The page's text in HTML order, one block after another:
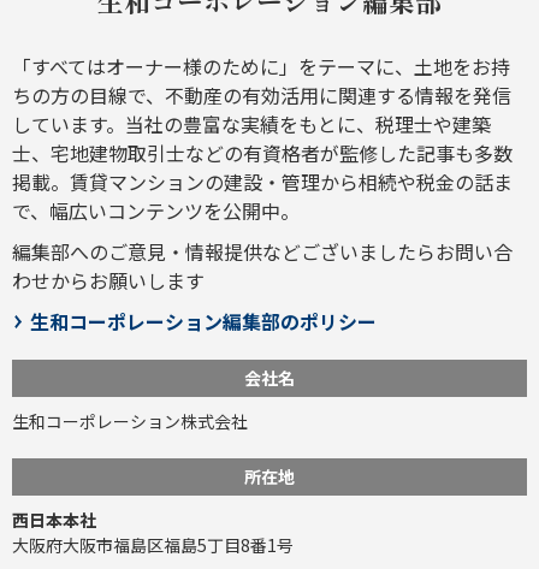
「すべてはオーナー様のために」をテーマに、土地をお持
ちの方の目線で、不動産の有効活用に関連する情報を発信
しています。当社の豊富な実績をもとに、税理士や建築
士、宅地建物取引士などの有資格者が監修した記事も多数
掲載。賃貸マンションの建設・管理から相続や税金の話ま
で、幅広いコンテンツを公開中。
編集部へのご意見・情報提供などございましたらお問い合
わせからお願いします
生和コーポレーション編集部のポリシー
会社名
生和コーポレーション株式会社
所在地
西日本本社
大阪府大阪市福島区福島5丁目8番1号